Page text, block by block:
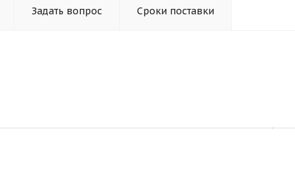
Задать вопрос Сроки поставки